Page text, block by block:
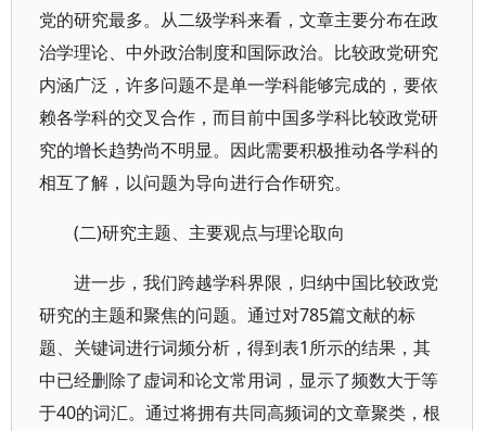
党的研究最多。从二级学科来看，文章主要分布在政
治学理论、中外政治制度和国际政治。比较政党研究
内涵广泛，许多问题不是单一学科能够完成的，要依
赖各学科的交叉合作，而目前中国多学科比较政党研
究的增长趋势尚不明显。因此需要积极推动各学科的
相互了解，以问题为导向进行合作研究。
(二)研究主题、主要观点与理论取向
进一步，我们跨越学科界限，归纳中国比较政党
研究的主题和聚焦的问题。通过对785篇文献的标
题、关键词进行词频分析，得到表1所示的结果，其
中已经删除了虚词和论文常用词，显示了频数大于等
于40的词汇。通过将拥有共同高频词的文章聚类，根